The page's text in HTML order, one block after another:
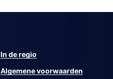
In de regio
Algemene voorwaarden